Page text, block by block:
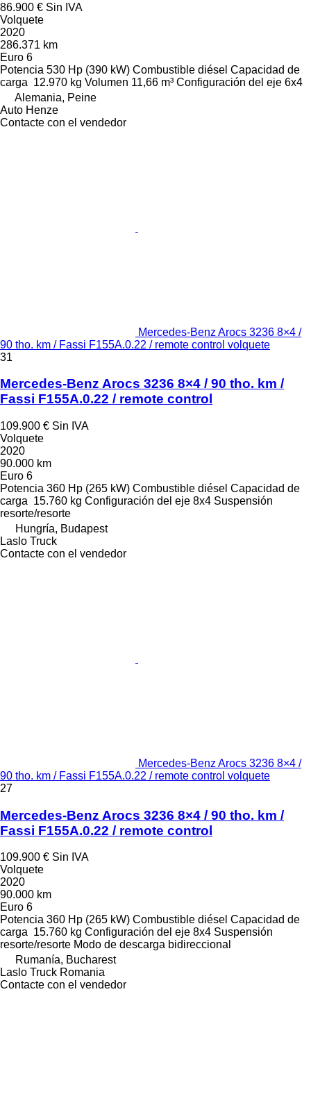
86.900 € Sin IVA
Volquete
2020
286.371 km
Euro 6
Potencia 530 Hp (390 kW) Combustible diésel Capacidad de
carga 12.970 kg Volumen 11,66 m³ Configuración del eje 6x4
Alemania, Peine
Auto Henze
Contacte con el vendedor
Mercedes-Benz Arocs 3236 8×4 /
90 tho. km / Fassi F155A.0.22 / remote control volquete
31
Mercedes-Benz Arocs 3236 8×4 / 90 tho. km /
Fassi F155A.0.22 / remote control
109.900 € Sin IVA
Volquete
2020
90.000 km
Euro 6
Potencia 360 Hp (265 kW) Combustible diésel Capacidad de
carga 15.760 kg Configuración del eje 8x4 Suspensión
resorte/resorte
Hungría, Budapest
Laslo Truck
Contacte con el vendedor
Mercedes-Benz Arocs 3236 8×4 /
90 tho. km / Fassi F155A.0.22 / remote control volquete
27
Mercedes-Benz Arocs 3236 8×4 / 90 tho. km /
Fassi F155A.0.22 / remote control
109.900 € Sin IVA
Volquete
2020
90.000 km
Euro 6
Potencia 360 Hp (265 kW) Combustible diésel Capacidad de
carga 15.760 kg Configuración del eje 8x4 Suspensión
resorte/resorte Modo de descarga bidireccional
Rumanía, Bucharest
Laslo Truck Romania
Contacte con el vendedor